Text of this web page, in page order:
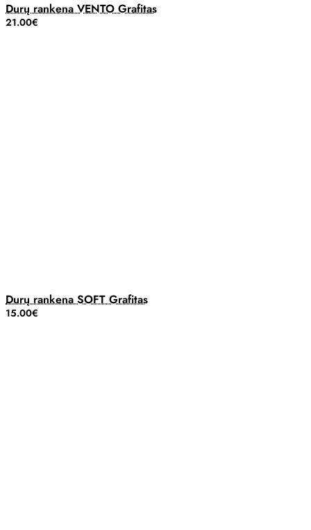
Durų rankena VENTO Grafitas
21.00€
Durų rankena SOFT Grafitas
15.00€